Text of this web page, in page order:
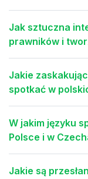
Jak sztuczna
prawników i
Jakie
spotkać w
W jakim języku
Polsce i w
Jakie są